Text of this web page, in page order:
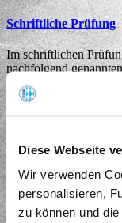
Diese Webseite
Wir verwenden
personalisieren,
zu können und
Schriftliche Prüfung
Im schriftlichen
nachfolgend
bearbeiten. (Diese
Aufgaben.)
Ausbildung
Ausbildung
Praktische Prüfung